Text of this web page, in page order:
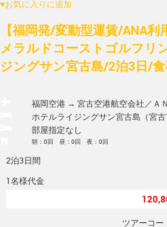
♥お気に入りに追加
【福岡発/変動型運賃/ANA
メラルドコーストゴルフリ
ジングサン宮古島/2泊3日/
福岡空港 → 宮古空港航空会社／Ａ
ホテルライジングサン宮古島（宮
部屋指定なし
朝：0回 昼：0回 夜：0回
2泊3日間
1名様代金
ツアーコー